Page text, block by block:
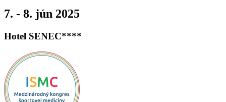
7. - 8. jún 2025
Hotel SENEC****